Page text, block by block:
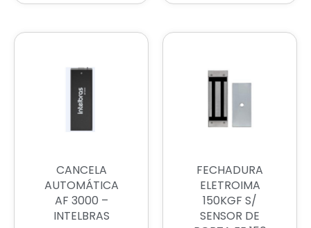
CANCELA
AUTOMÁTICA
AF 3000 –
INTELBRAS
FECHADURA
ELETROIMA
150KGF S/
SENSOR DE